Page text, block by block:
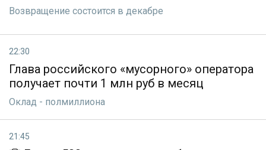
Возвращение состоится в декабре
22:30
Глава российского «мусорного» оператора
получает почти 1 млн руб в месяц
Оклад - полмиллиона
21:45